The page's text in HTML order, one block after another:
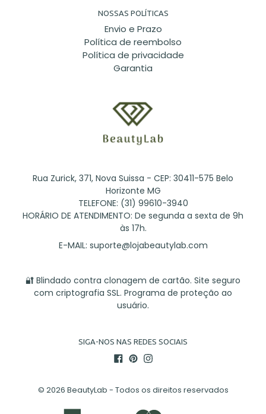
NOSSAS POLÍTICAS
Envio e Prazo
Política de reembolso
Política de privacidade
Garantia
Rua Zurick, 371, Nova Suissa - CEP: 30411-575 Belo
Horizonte MG
TELEFONE: (31) 99610-3940
HORÁRIO DE ATENDIMENTO: De segunda a sexta de 9h
às 17h.
E-MAIL: suporte@lojabeautylab.com
🔐 Blindado contra clonagem de cartão. Site seguro
com criptografia SSL. Programa de proteção ao
usuário.
SIGA-NOS NAS REDES SOCIAIS
Facebook
Pinterest
Instagram
© 2026 BeautyLab - Todos os direitos reservados